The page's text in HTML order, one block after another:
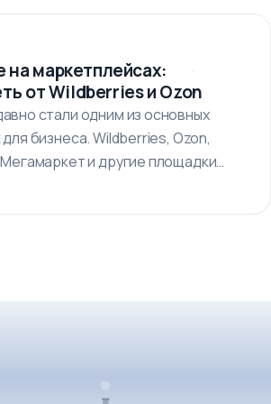
маркетплейсах:
от Wildberries и Ozon
стали одним из основных
бизнеса. Wildberries, Ozon,
и другие площадки…